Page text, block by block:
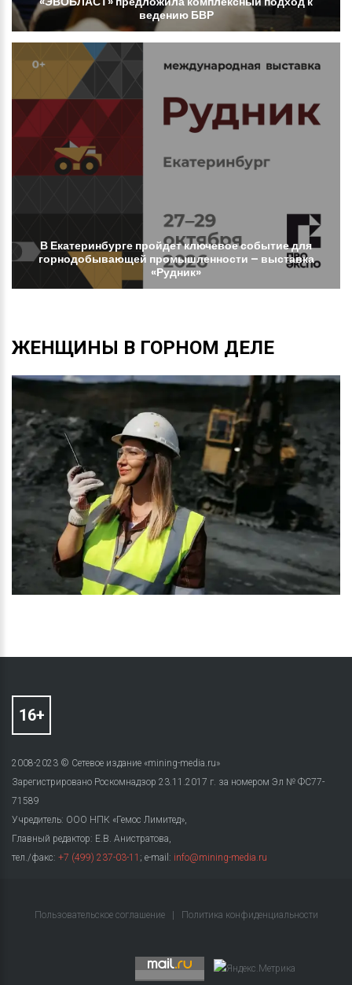
ведению БВР
В Екатеринбурге пройдетключевоесобытиедля
горнодобывающей промышленности – выставка
«Рудник»
ЖЕНЩИНЫ В ГОРНОМ ДЕЛЕ
2008-2023 © Сетевое издание «mining-media.ru»
Зарегистрировано Роскомнадзор 23.11.2017 г. за номером Эл № ФС77-
71589
Учредитель: ООО НПК «Гемос Лимитед»,
Главный редактор: Е.В. Анистратова,
тел./факс: +7 (499) 237-03-11 ; e-mail: info@mining-media.ru
Пользовательское соглашение Политика конфиденциальности